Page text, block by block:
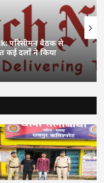
परिसीमन बैठक से
कई दलों ने किया
की बढ़ती चोटों